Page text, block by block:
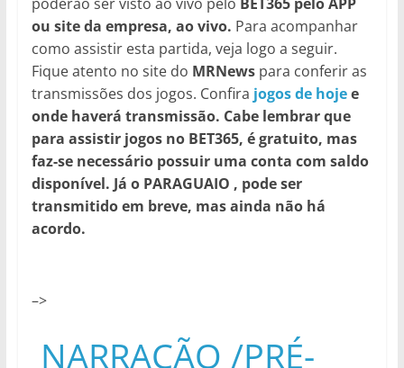
ou site da empresa, ao vivo. Para acompanhar
como assistir esta partida, veja logo a seguir.
Fique atento no site do MRNewspara conferir as
transmissões dos jogos. Confira jogos de hojee
onde haverá transmissão. Cabe lembrar que
para assistir jogos no BET365, é gratuito, mas
faz-se necessário possuir uma conta com saldo
disponível. Já o PARAGUAIO , pode ser
transmitido em breve, mas ainda não há
acordo.
–>
NARRAÇÃO /PRÉ-